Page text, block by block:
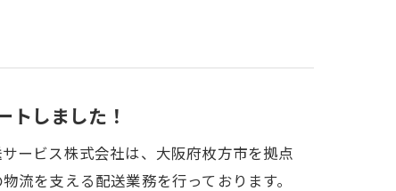
トしました！
ービス株式会社は、大阪府枚方市を拠点
流を支える配送業務を行っております。